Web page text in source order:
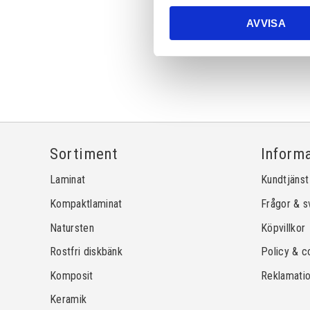
AVVISA
Sortiment
Laminat
Kompaktlaminat
Natursten
Rostfri diskbänk
Komposit
Keramik
Kundtjänst
Frågor &
Köpvillkor
Policy &